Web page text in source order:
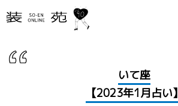
いて座
【2023年1月占い】